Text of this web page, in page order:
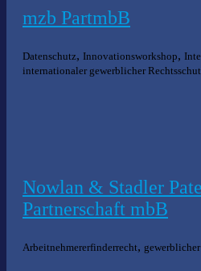
mzb PartmbB
Datenschutz, Innovationsworkshop,
internationaler gewerblicher
Nowlan & Stadler
Partnerschaft mbB
Arbeitnehmererfinderrecht,